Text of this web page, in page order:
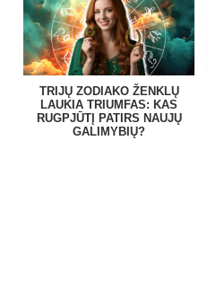
TRIJŲ ZODIAKO ŽENKLŲ
LAUKIA TRIUMFAS: KAS
RUGPJŪTĮ PATIRS NAUJŲ
GALIMYBIŲ?